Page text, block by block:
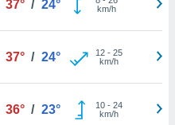
37° / 24°
km/h
37° / 24° 12- 25
km/h
36° / 23° 10- 24
km/h